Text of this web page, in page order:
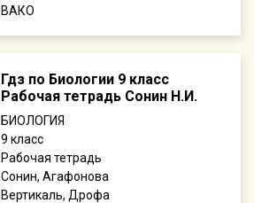
ВАКО
Гдз по Биологии 9 класс
Рабочая тетрадь Сонин Н.И.
БИОЛОГИЯ
9
Рабочая тетрадь
Сонин, Агафонова
Вертикаль, Дрофа